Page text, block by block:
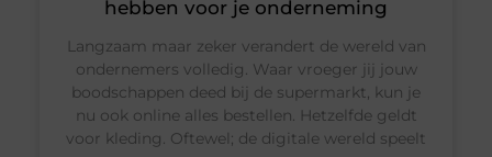
hebben voor je onderneming
Langzaam maar zeker verandert de wereld van
ondernemers volledig. Waar vroeger jij jouw
boodschappen deed bij de supermarkt, kun je
nu ook online alles bestellen. Hetzelfde geldt
voor kleding. Oftewel; de digitale wereld speelt